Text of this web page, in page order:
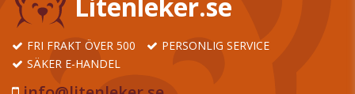
FRI FRAKT ÖVER 500
PERSONLIG SERVICE
SÄKER E-HANDEL